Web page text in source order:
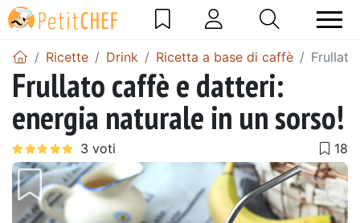
Ricette Drink Ricetta a base di caffè
Frullato caffè e datteri:
energia naturale in un sorso!